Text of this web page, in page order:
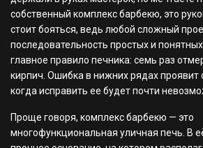
собственный комплекс барбекю, это
стоит бояться, ведь любой сложный
последовательность простых и
главное правило печника: семь раз
кирпич. Ошибка в нижних рядах проявит
когда исправить ее будет почти
Проще говоря, комплекс барбекю — это
многофункциональная уличная печь. В